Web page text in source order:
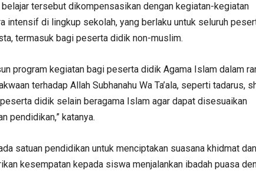
belajar tersebut dikompensasikan dengan kegiatan-kegiatan
intensif di lingkup sekolah, yang berlaku untuk seluruh
termasuk bagi peserta didik non-muslim.
program kegiatan bagi peserta didik Agama Islam dalam
terhadap Allah Subhanahu Wa Ta’ala, seperti tadarus,
didik selain beragama Islam agar dapat disesuaikan
pendidikan,” katanya.
satuan pendidikan untuk menciptakan suasana khidmat dan
kesempatan kepada siswa menjalankan ibadah puasa